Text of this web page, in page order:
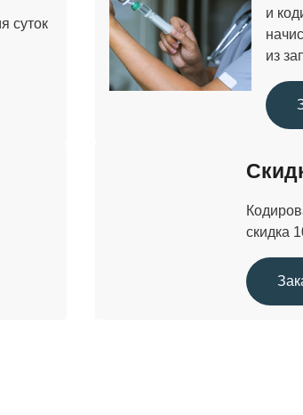
суток
и
из
скидка